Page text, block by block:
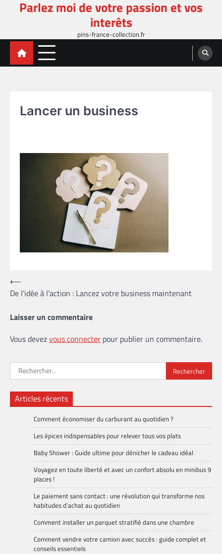
Parlez moi de votre passion et vos
interêts
pins-france-collection.fr
Lancer un business
Navigation
de
l’article
⟵
De l’idée à l’action : Lancez votre business maintenant
Laisser un commentaire
Vous devezvous connecter pour publier un commentaire.
Rechercher :
Articles récents
Comment économiser du carburant au quotidien ?
Les épices indispensables pour relever tous vos plats
Baby Shower : Guide ultime pour dénicher le cadeau idéal
Voyagez en toute liberté et avec un confort absolu en minibus 9
places !
Le paiement sans contact : une révolution qui transforme nos
habitudes d’achat au quotidien
Comment installer un parquet stratifié dans une chambre
Comment vendre votre camion avec succès : guide complet et
conseils essentiels